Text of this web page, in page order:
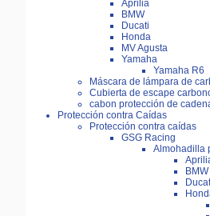
Aprilia
BMW
Ducati
Honda
MV Agusta
Yamaha
Yamaha R6
Máscara de lámpara de
Cubierta de escape
cabon protección de
Protección contra Caídas
Protección contra caídas
GSG Racing
Almohadilla
BMW